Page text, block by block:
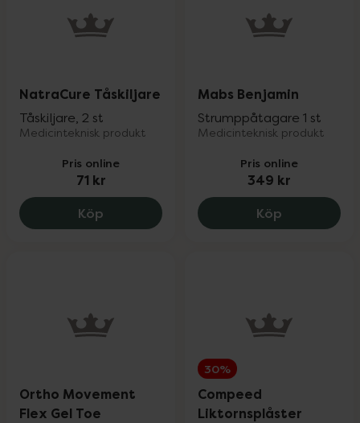
NatraCure Tåskiljare
Tåskiljare, 2 st
Medicinteknisk produkt
Pris online
71 kr
Köp NatraCure Tåskiljare, 71 kr.
Mabs Benjamin
Strumppåtagare 1 st
Medicinteknisk produkt
Pris online
349 kr
Köp Mabs
Ortho Movement
Flex Gel Toe
30%
Compeed
Liktornsplåster